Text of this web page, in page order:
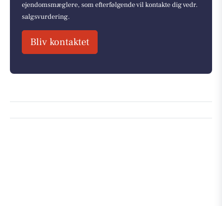
ejendomsmæglere, som efterfølgende vil kontakte dig vedr.
salgsvurdering.
Bliv kontaktet